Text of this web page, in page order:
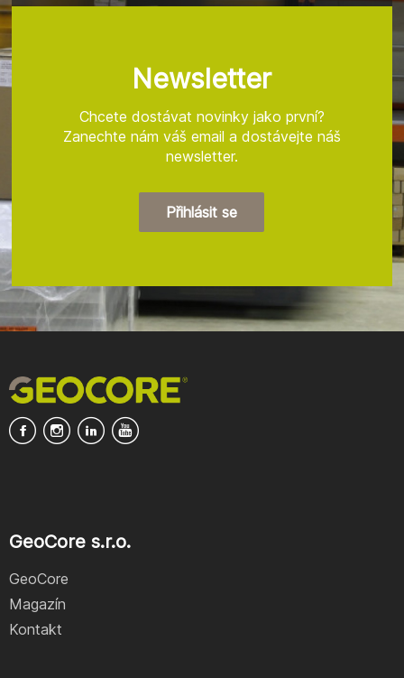
á
p
a
t
í
Newsletter
Chcete dostávat novinky jako první?
Zanechte nám váš email a dostávejte náš
newsletter.
Přihlásit se
GeoCore s.r.o.
GeoCore
Magazín
Kontakt